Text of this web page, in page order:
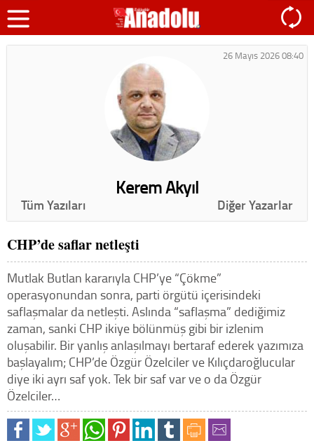
26 Mayıs 2026 08:40
Kerem Akyıl
Tüm Yazıları Diğer Yazarlar
CHP’de saflar netleşti
Mutlak Butlan kararıyla CHP’ye “Çökme”
operasyonundan sonra, parti örgütü içerisindeki
saflaşmalar da netleşti. Aslında “saflaşma” dediğimiz
zaman, sanki CHP ikiye bölünmüş gibi bir izlenim
oluşabilir. Bir yanlış anlaşılmayı bertaraf ederek yazımıza
başlayalım; CHP’de Özgür Özelciler ve Kılıçdaroğlucular
diye iki ayrı saf yok. Tek bir saf var ve o da Özgür
Özelciler…